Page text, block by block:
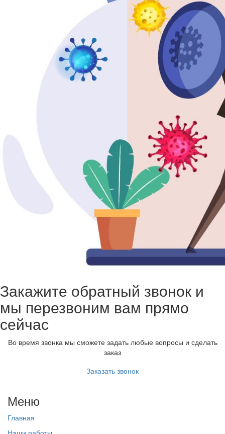
Закажите обратный звонок и
мы перезвоним вам прямо
сейчас
Во время звонка мы сможете задать любые вопросы и сделать
заказ
Заказать звонок
Меню
Главная